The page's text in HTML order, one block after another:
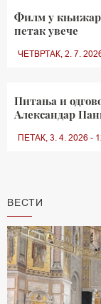
Филм у
петак увече
ЧЕТВРТАК, 2. 7.
Питања и
Александар
ПЕТАК, 3. 4. 2026 -
ВЕСТИ